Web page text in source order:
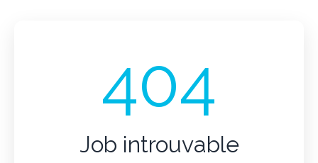
404
Job introuvable